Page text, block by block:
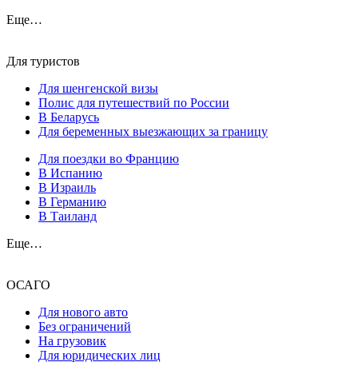
Еще…
Для туристов
Для шенгенской визы
Полис для путешествий по России
В Беларусь
Для беременных выезжающих за границу
Для поездки во Францию
В Испанию
В Израиль
В Германию
В Таиланд
Еще…
ОСАГО
Для нового авто
Без ограничений
На грузовик
Для юридических лиц